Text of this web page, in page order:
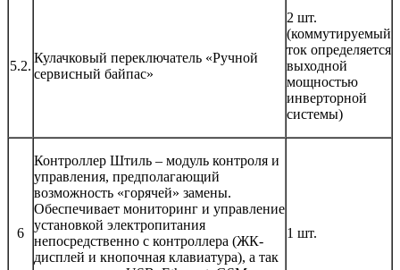
5.2.
Кулачковый переключатель «Ручной
сервисный байпас»
2 шт.
(коммутируемый
ток определяется
выходной
мощностью
инверторной
системы)
6
Контроллер Штиль – модуль контроля и
управления, предполагающий
возможность «горячей» замены.
Обеспечивает мониторинг и управление
установкой электропитания
непосредственно с контроллера (ЖК-
дисплей и кнопочная клавиатура), а так
1 шт.